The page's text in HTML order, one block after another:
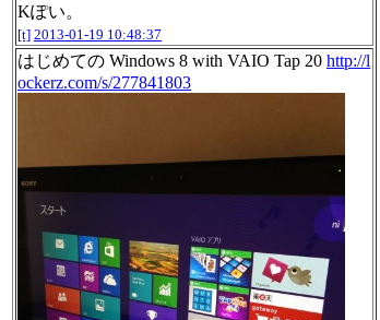
Kぽい。
[t] 2013-01-19 10:48:37
はじめての Windows 8 with VAIO Tap 20 http://l
ockerz.com/s/277841803